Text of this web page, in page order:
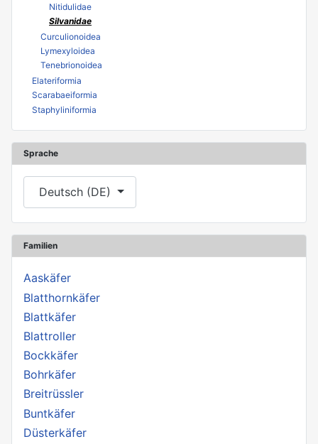
Nitidulidae
Silvanidae
Curculionoidea
Lymexyloidea
Tenebrionoidea
Elateriformia
Scarabaeiformia
Staphyliniformia
Sprache
Sprache auswählen
Deutsch (DE)
Familien
Aaskäfer
Blatthornkäfer
Blattkäfer
Blattroller
Bockkäfer
Bohrkäfer
Breitrüssler
Buntkäfer
Düsterkäfer